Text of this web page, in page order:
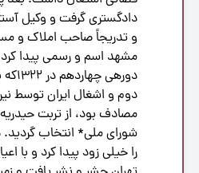
دادگسترى گرفت و وکیل
و تدریجاً صاحب املاک و
مشهد اسم و رسمى پیدا
دوم و اشغال ایران توسط
مصادف بود، از تربت
شوراى ملى* انتخاب گردید.
را خیلى زود پیدا کرد و با